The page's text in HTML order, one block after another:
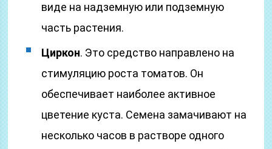
виде на надземную или подземную
часть растения.
Циркон. Это средство направлено на
стимуляцию роста томатов. Он
обеспечивает наиболее активное
цветение куста. Семена замачивают на
несколько часов в растворе одного